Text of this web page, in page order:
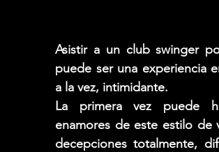
Asistir a un club swinger
puede ser una experiencia
a la vez, intimidante.
La primera vez puede
enamores de este estilo de
decepciones totalmente,